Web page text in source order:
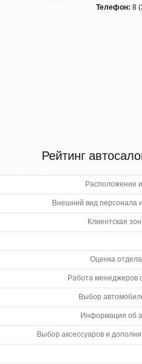
Телефон: 8
Рейтинг
Расположение
Внешний вид персонала
Клиентская
Оценка
Работа менеджеров
Выбор
Информация об
Выбор аксессуаров и